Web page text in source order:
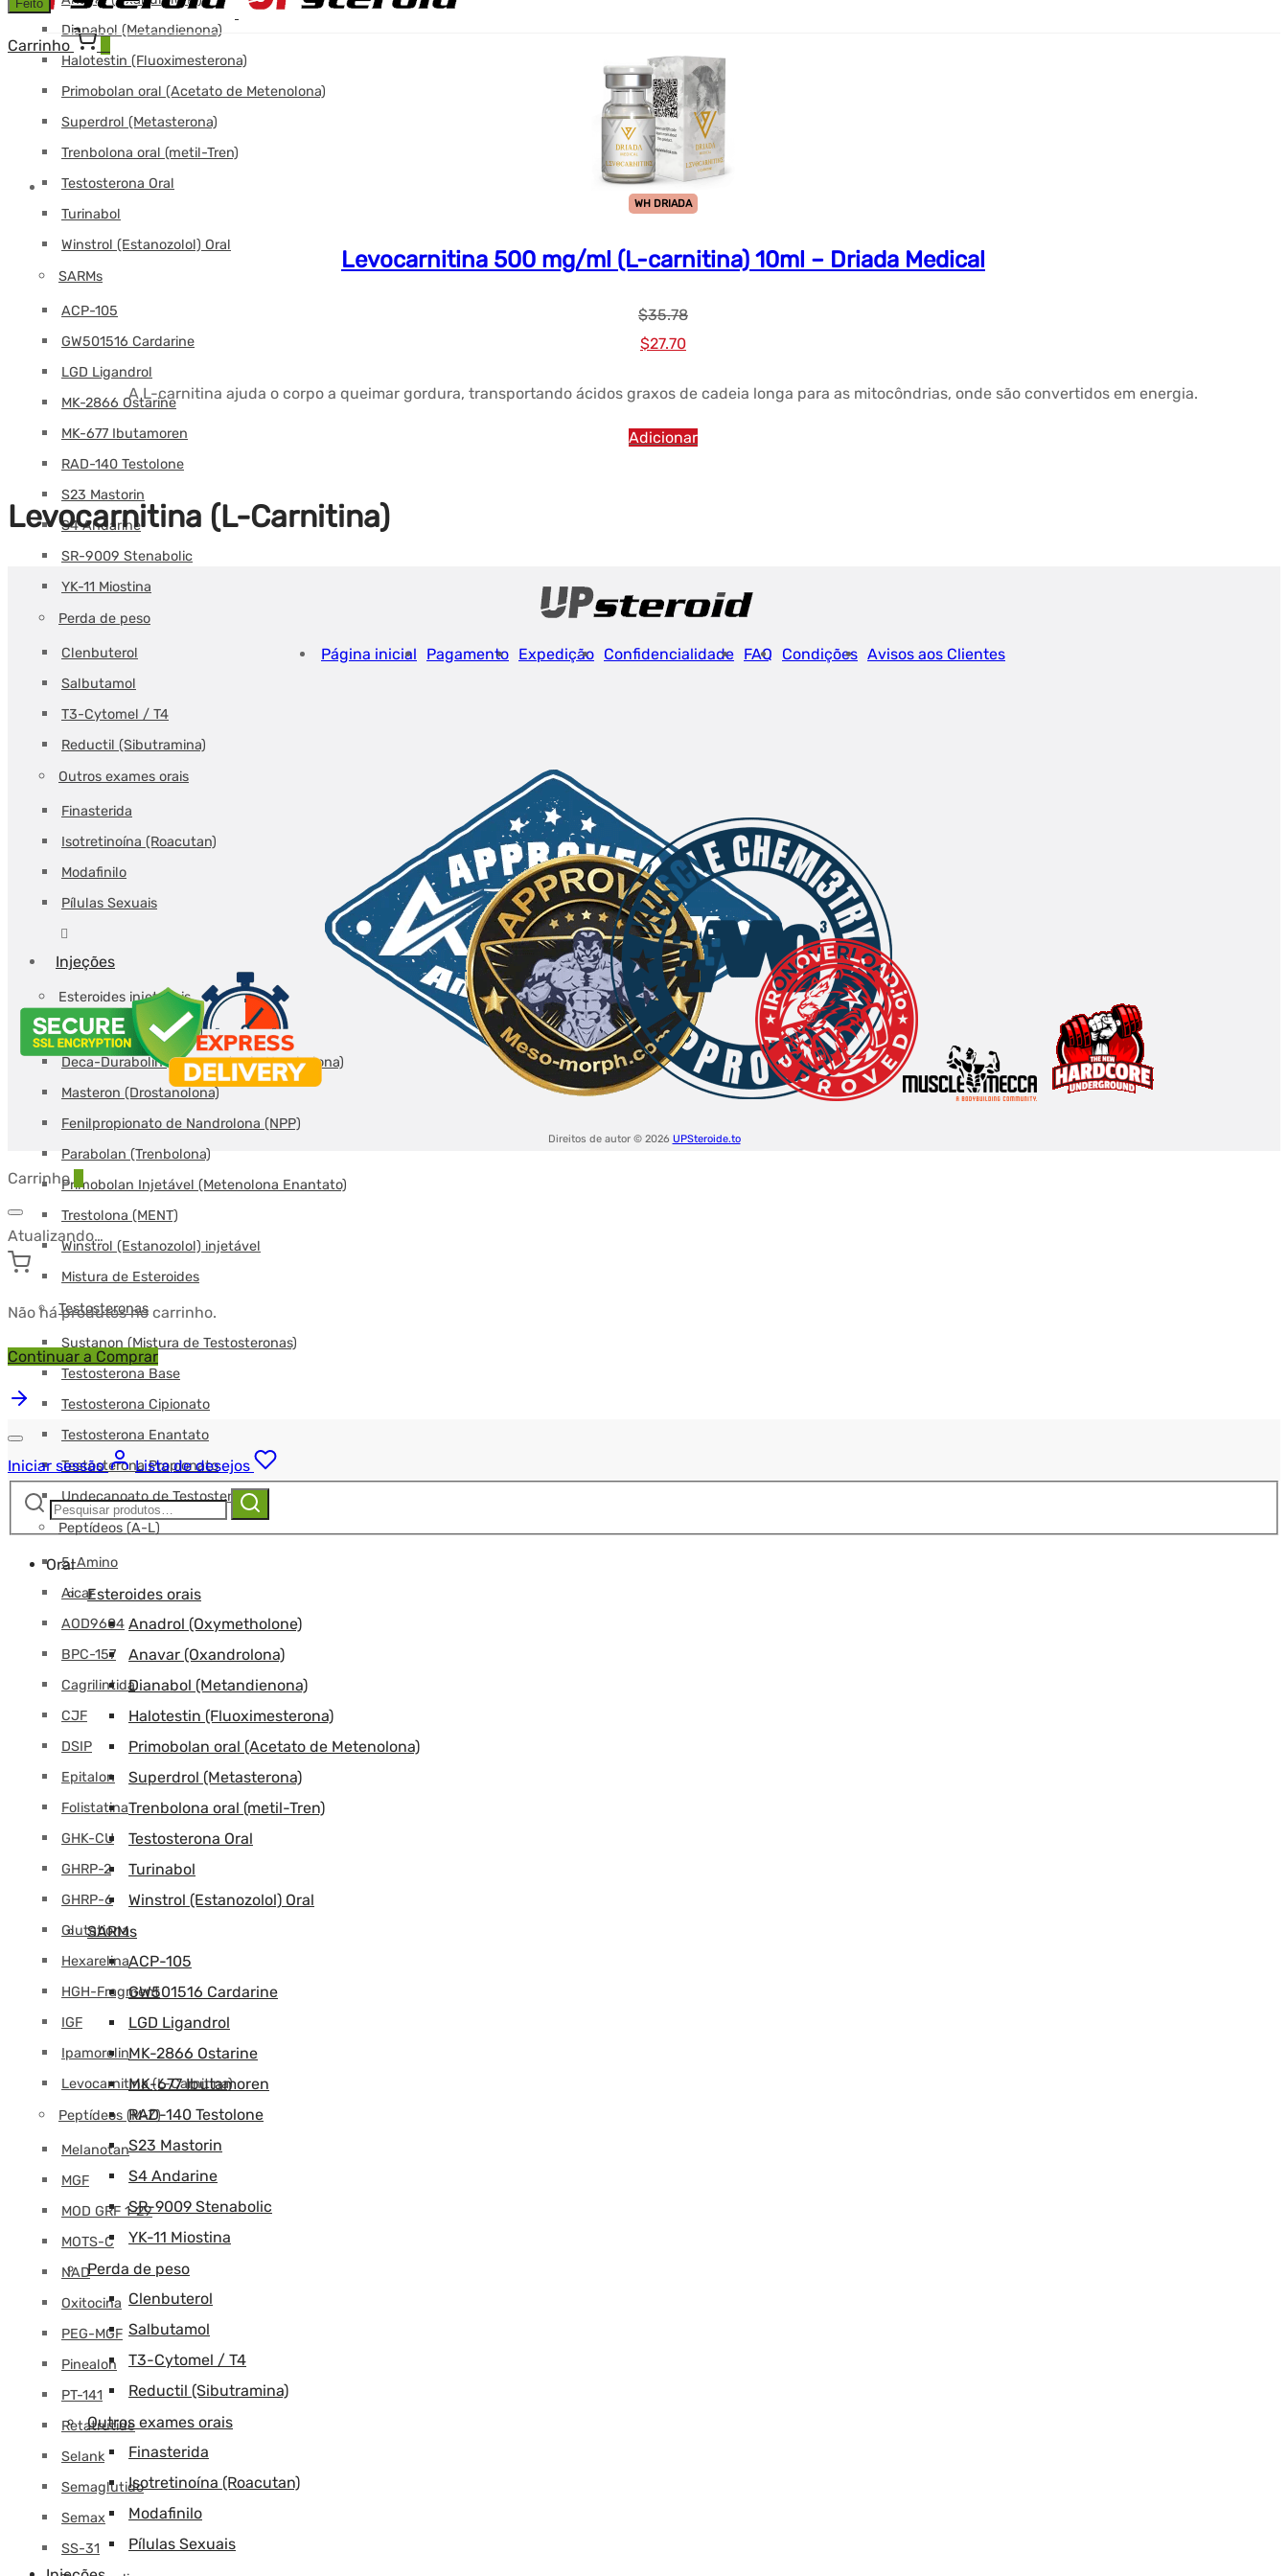
Dianabol (Metandienona)
Halotestin (Fluoximesterona)
Primobolan oral (Acetato de Metenolona)
Superdrol (Metasterona)
Trenbolona oral (metil-Tren)
Testosterona Oral
Turinabol
Winstrol (Estanozolol) Oral
SARMs
ACP-105
GW501516 Cardarine
LGD Ligandrol
MK-2866 Ostarine
MK-677 Ibutamoren
RAD-140 Testolone
S23 Mastorin
S4 Andarine
SR-9009 Stenabolic
YK-11 Miostina
Perda de peso
Clenbuterol
Salbutamol
T3-Cytomel / T4
Reductil (Sibutramina)
Outros exames orais
Finasterida
Isotretinoína (Roacutan)
Modafinilo
Pílulas Sexuais
Injeções
Esteroides injetáveis
Boldenona (Equipose)
Deca-Durabolin (Decanoato de Nandrolona)
Masteron (Drostanolona)
Fenilpropionato de Nandrolona (NPP)
Parabolan (Trenbolona)
Primobolan Injetável (Metenolona Enantato)
Trestolona (MENT)
Winstrol (Estanozolol) injetável
Mistura de Esteroides
Testosteronas
Sustanon (Mistura de Testosteronas)
Testosterona Base
Testosterona Cipionato
Testosterona Enantato
Testosterona Propionato
Undecanoato de Testosterona
Peptídeos (A-L)
5-Amino
Aicar
AOD9604
BPC-157
Cagrilintida
CJF
DSIP
Epitalon
Folistatina
GHK-CU
GHRP-2
GHRP-6
Glutationa
Hexarelina
HGH-Fragment
IGF
Ipamorelin
Levocarnitina (L-Carnitina)
Peptídeos (M-Z)
Melanotan
MGF
MOD GRF 1-29
MOTS-C
NAD
Oxitocina
PEG-MGF
Pinealon
PT-141
Retatrutide
Selank
Semaglutido
Semax
SS-31
Carrinho
Levocarnitina (L-Carnitina)
Feito
WH DRIADA
Levocarnitina 500 mg/ml (L-carnitina) 10ml – Driada Medical
$35.78
Preço
era:
$35.78.
$27.70Preço
$27.70.
A L-carnitina ajuda o corpo a queimar gordura, transportando ácidos graxos de cadeia longa para as mitocôndrias, onde são convertidos em energia.
Adicionar
Página inicial Pagamento Expedição Confidencialidade FAQ Condições Avisos aos Clientes
Direitos de autor © 2026 UPSteroide.to
Carrinho
Atualizando…
Não há produtos no carrinho.
Continuar a Comprar
Iniciar sessão
Lista de desejos
Pesquisar
Pesquisa
Oral
Esteroides orais
Anadrol (Oxymetholone)
Anavar (Oxandrolona)
Dianabol (Metandienona)
Halotestin (Fluoximesterona)
Primobolan oral (Acetato de Metenolona)
Superdrol (Metasterona)
Trenbolona oral (metil-Tren)
Testosterona Oral
Turinabol
Winstrol (Estanozolol) Oral
SARMs
ACP-105
GW501516 Cardarine
LGD Ligandrol
MK-2866 Ostarine
MK-677 Ibutamoren
RAD-140 Testolone
S23 Mastorin
S4 Andarine
SR-9009 Stenabolic
YK-11 Miostina
Perda de peso
Clenbuterol
Salbutamol
T3-Cytomel / T4
Reductil (Sibutramina)
Outros exames orais
Finasterida
Isotretinoína (Roacutan)
Modafinilo
Pílulas Sexuais